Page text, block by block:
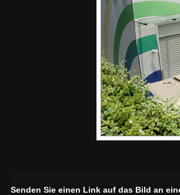
Senden Sie einen Link auf das Bild an